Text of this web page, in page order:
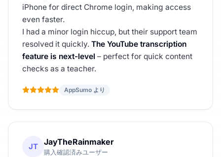
iPhone for direct Chrome login, making access
even faster.
I had a minor login hiccup, but their support team
resolved it quickly. The YouTube transcription
feature is next-level – perfect for quick content
checks as a teacher.
AppSumo より
JT JayTheRainmaker
購入確認済みユーザー